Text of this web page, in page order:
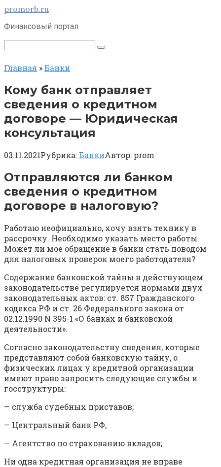
Перейти
контенту
promorb.ru
Финансовый портал
Поиск:
Главная »Банки
Кому банк отправляет
сведения о кредитном
договоре — Юридическая
консультация
03.11.2021Рубрика:БанкиАвтор: prom
Отправляются ли банком
сведения о кредитном
договоре в налоговую?
Работаю неофициально, хочу взять технику в
рассрочку. Необходимо указать место работы.
Может ли мое обращение в банки стать поводом
для налоговых проверок моего работодателя?
Содержание банковской тайны в действующем
законодательстве регулируется нормами двух
законодательных актов: ст. 857 Гражданского
кодекса РФ и ст. 26 Федерального закона от
02.12.1990 N 395-1 «О банках и банковской
деятельности».
Согласно законодательству сведения, которые
представляют собой банковскую тайну, о
физических лицах у кредитной организации
имеют право запросить следующие службы и
госструктуры:
— служба судебных приставов;
— Центральный банк РФ;
— Агентство по страхованию вкладов;
Ни одна кредитная организация не вправе